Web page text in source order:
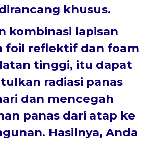
khusus.
kombinasi lapisan
foil reflektif dan foam
tinggi, itu dapat
radiasi panas
dan mencegah
panas dari atap ke
Hasilnya, Anda